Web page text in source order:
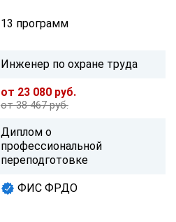
13 программ
Инженер по охране труда
от 23 080 руб.
от 38 467 руб.
Диплом о
профессиональной
переподготовке
ФИС ФРДО